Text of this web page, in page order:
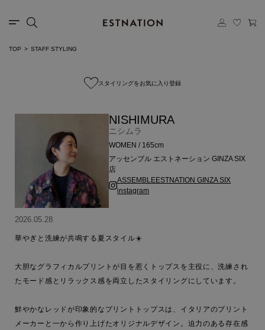
TOP STAFF STYLING
スタイリングをお気に入り登録
NISHIMURA
ニシムラ
WOMEN / 165cm
アッセンブル エストネーション GINZA SIX
店
ASSEMBLEESTNATION GINZA SIX
instagram
2026.05.28
華やぎと洗練が共鳴する夏スタイル☀️
大胆なグラフィカルプリントが目を惹くトップスを主役に、洗練され
たモード感とリラックス感を両立したスタイリングにしています。
鮮やかなレッドが印象的なプリントトップスは、イタリアのプリント
メーカーと一から作り上げたオリジナルデザイン。迫力のある存在感